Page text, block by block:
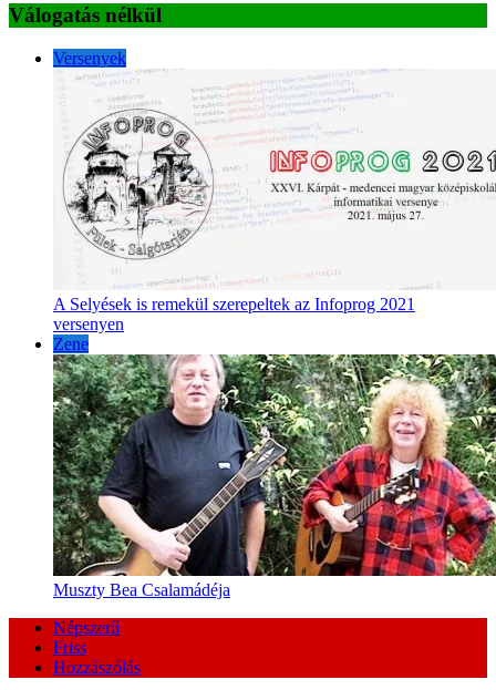
Válogatás nélkül
Versenyek
A Selyések is remekül szerepeltek az Infoprog 2021
versenyen
Zene
Muszty Bea Csalamádéja
Népszerű
Friss
Hozzászólás